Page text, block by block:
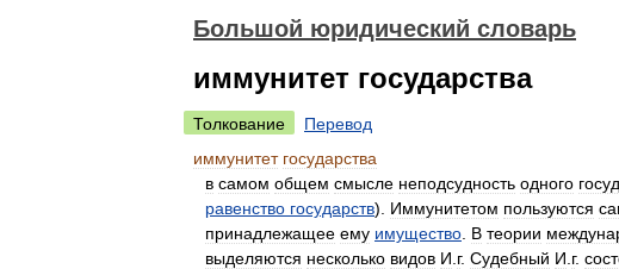
Большой юридический словарь
иммунитет государства
Толкование
Перевод
иммунитет государства
в самом общем смысле неподсудность одного
равенство государств). Иммунитетом пользуются
принадлежащее ему имущество В теории
выделяются несколько видов И г. Судебный И г.